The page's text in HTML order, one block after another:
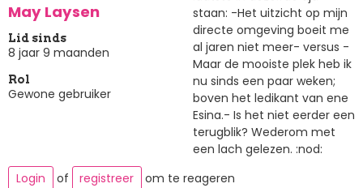
May Laysen
Lid sinds
8 jaar 9 maanden
Rol
Gewone gebruiker
staan: -Het uitzicht op mijn
directe omgeving boeit me
al jaren niet meer- versus -
Maar de mooiste plek heb ik
nu sinds een paar weken;
boven het ledikant van ene
Esina.- Is het niet eerder een
terugblik? Wederom met
een lach gelezen. :nod:
Login
of registreer om te reageren